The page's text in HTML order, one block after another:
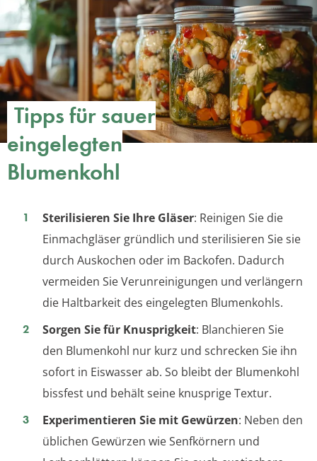
Tipps für sauer
eingelegten
Blumenkohl
Sterilisieren Sie Ihre Gläser: Reinigen Sie die
Einmachgläser gründlich und sterilisieren Sie sie
durch Auskochen oder im Backofen. Dadurch
vermeiden Sie Verunreinigungen und verlängern
die Haltbarkeit des eingelegten Blumenkohls.
Sorgen Sie für Knusprigkeit: Blanchieren Sie
den Blumenkohl nur kurz und schrecken Sie ihn
sofort in Eiswasser ab. So bleibt der Blumenkohl
bissfest und behält seine knusprige Textur.
Experimentieren Sie mit Gewürzen: Neben den
üblichen Gewürzen wie Senfkörnern und